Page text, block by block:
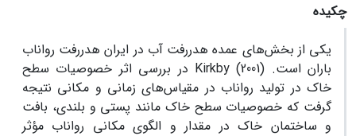
چکیده
یکی از بخش‌های عمده هدررفت آب در ایران هدررفت رواناب
باران است. Kirkby (2001) در بررسی اثر خصوصیات سطح
خاک در تولید رواناب در مقیاس‌های زمانی و مکانی نتیجه
گرفت که خصوصیات سطح خاک مانند پستی و بلندی، بافت
و ساختمان خاک در مقدار و الگوی مکانی رواناب مؤثر